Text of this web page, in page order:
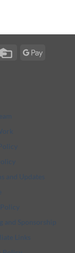
Credit
Google
and Updates
and Sponsorship
Links